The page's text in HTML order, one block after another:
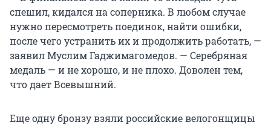
спешил, кидался на соперника. В любом случае
нужно пересмотреть поединок, найти ошибки,
после чего устранить их и продолжить работать, —
заявил Муслим Гаджимагомедов. — Серебряная
медаль — и не хорошо, и не плохо. Доволен тем,
что дает Всевышний.
Еще одну бронзу взяли российские велогонщицы